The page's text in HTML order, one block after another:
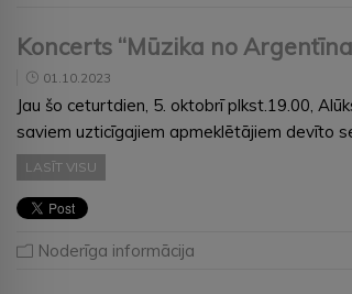
Koncerts “Mūzika no
01.10.2023
Jau šo ceturtdien, 5. oktobrī plkst.19.00,
saviem uzticīgajiem apmeklētājiem devīto
LASĪT VISU
Noderīga informācija